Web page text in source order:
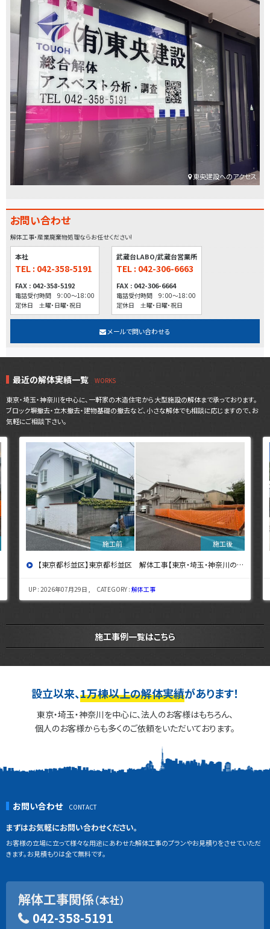
東央建設へのアクセス
お問い合わせ
解体工事・産業廃棄物処理ならお任せください!
本社
TEL : 042-358-5191
FAX : 042-358-5192
電話受付時間 9：00～18：00
定休日 土曜・日曜・祝日
武蔵台LABO/武蔵台営業所
TEL : 042-306-6663
FAX : 042-306-6664
電話受付時間 9：00～18：00
定休日 土曜・日曜・祝日
メールで問い合わせる
最近の解体実績一覧
東京・埼玉・神奈川を中心に、一軒家の木造住宅から大型施設の解体まで承っております。
ブロック塀撤去・立木撤去・建物基礎の撤去など、小さな解体でも相談に応じますので、お
気軽にご相談下さい。
【東京都杉並区】東京都杉並区 解体工事【東京・埼玉・神奈川の解体工事なら東央建設へ】
UP : 2026年07月29日 , CATEGORY :解体工事
施工事例一覧はこちら
設立以来、1万棟以上の解体実績があります！
東京・埼玉・神奈川を中心に、法人のお客様はもちろん、
個人のお客様からも多くのご依頼をいただいております。
お問い合わせ
まずはお気軽にお問い合わせください。
お客様の立場に立って様々な用途にあわせた解体工事のプランやお見積りをさせていただ
きます。お見積もりは全て無料です。
解体工事関係（本社）
042-358-5191